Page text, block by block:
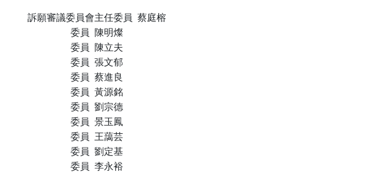
訴願審議委員會主任委員  蔡庭榕
                  委員  陳明燦
                  委員  陳立夫
                  委員  張文郁
                  委員  蔡進良
                  委員  黃源銘
                  委員  劉宗德
                  委員  景玉鳳
                  委員  王藹芸
                  委員  劉定基
                  委員  李永裕